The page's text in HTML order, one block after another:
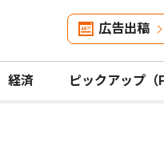
広告出稿
経済 ピックアップ（